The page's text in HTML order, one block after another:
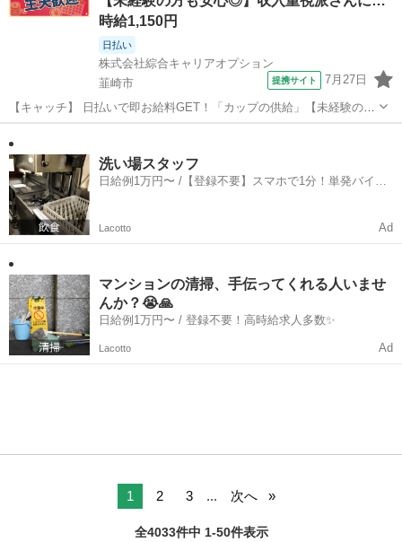
時給1,150円
日払い
株式会社綜合キャリアオプション
韮崎市
提携サイト 7月27日
【キャッチ】 日払いで即お給料GET！「カップの供給」【未経験の方
も安心◎】収入重視派さんに！残業20H以上！！高時給1150円！ 【コ
メント】 製造のお仕事をお探しの方必見！ 「経験ないけど大丈夫か
な・・・」 「派遣っ...洗い場スタッフ
日給例1万円〜 /【登録不要】スマホで1分！単発バイト
Lacotto Ad
マンションの清掃、手伝ってくれる人いませ
んか？😭🙏
日給例1万円〜 / 登録不要！高時給求人多数✨
Lacotto Ad
1 2 3 ... 次へ
全4033件中 1-50件表示